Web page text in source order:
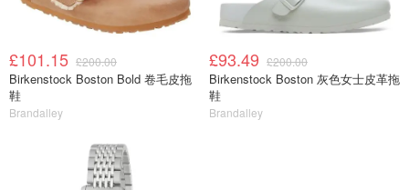
£101.15 £200.00
Birkenstock Boston Bold 卷毛皮拖
鞋
Brandalley
£93.49 £200.00
Birkenstock Boston 灰色女士皮革拖
鞋
Brandalley